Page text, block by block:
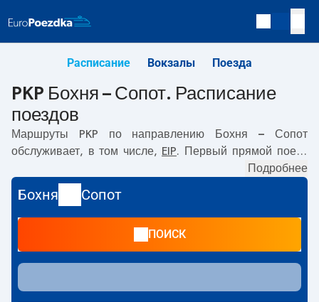
Расписание Вокзалы Поезда
PKP Бохня – Сопот. Расписание
поездов
Маршруты PKP по направлению
Бохня – Сопот
обслуживает, в том числе, EIP. Первый прямой поезд
с вокзала PKP Бохня по адресу
Księcia Józefa Poniatowskiego 29, Bochnia,
поезд до Сопот отправляется в 22:04. Самое быстрое
путешествие предлагает прямой поезд. Поездка на нём
. По маршруту
курсируют другие поезда:IC Intercity, EC, TLK-
предлагают более низкую цену билета и, как правило,
более долгое время в пути. Поезд заканчивает маршрут
Подробнее
Бохня Сопот
ПОИСК